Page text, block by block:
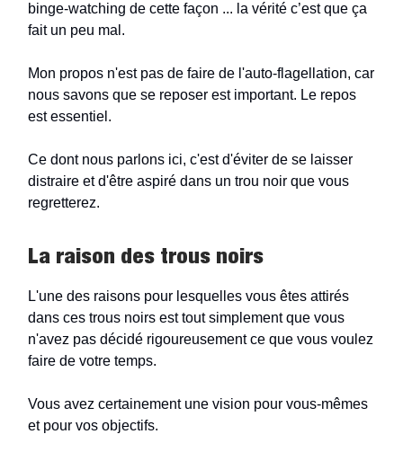
binge-watching de cette façon ... la vérité c’est que ça
fait un peu mal.
Mon propos n'est pas de faire de l'auto-flagellation, car
nous savons que se reposer est important. Le repos
est essentiel.
Ce dont nous parlons ici, c'est d'éviter de se laisser
distraire et d'être aspiré dans un trou noir que vous
regretterez.
La raison des trous noirs
L'une des raisons pour lesquelles vous êtes attirés
dans ces trous noirs est tout simplement que vous
n'avez pas décidé rigoureusement ce que vous voulez
faire de votre temps.
Vous avez certainement une vision pour vous-mêmes
et pour vos objectifs.